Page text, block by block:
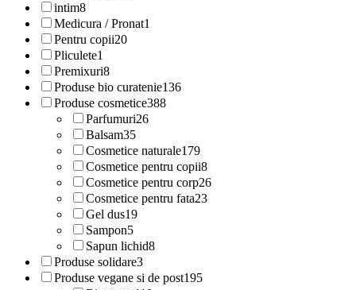
intim8
Medicura / Pronat1
Pentru copii20
Pliculete1
Premixuri8
Produse bio curatenie136
Produse cosmetice388
Parfumuri26
Balsam35
Cosmetice naturale179
Cosmetice pentru copii8
Cosmetice pentru corp26
Cosmetice pentru fata23
Gel dus19
Sampon5
Sapun lichid8
Produse solidare3
Produse vegane si de post195